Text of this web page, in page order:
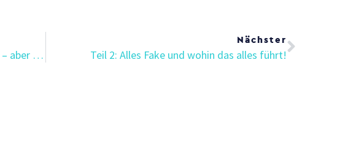
Teil 3: Du musst dein altes „Ich“ ermorden – aber liebevoll!
Nächster
Teil 2: Alles Fake und wohin das alles führt!